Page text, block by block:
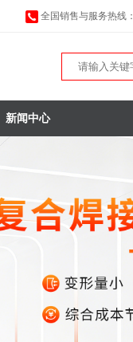
全国销售与服务热线：
新闻中心